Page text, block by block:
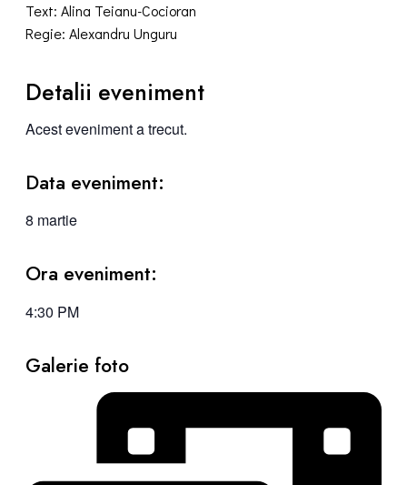
Text: Alina Teianu-Cocioran
Regie: Alexandru Unguru
Detalii eveniment
Acest eveniment a trecut.
Data eveniment:
8 martie
Ora eveniment:
4:30 PM
Galerie foto